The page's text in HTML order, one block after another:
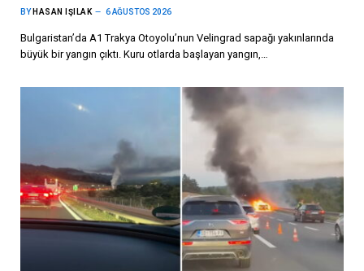
BY HASAN IŞILAK 6 AĞUSTOS 2026
Bulgaristan’da A1 Trakya Otoyolu’nun Velingrad sapağı yakınlarında
büyük bir yangın çıktı. Kuru otlarda başlayan yangın,…